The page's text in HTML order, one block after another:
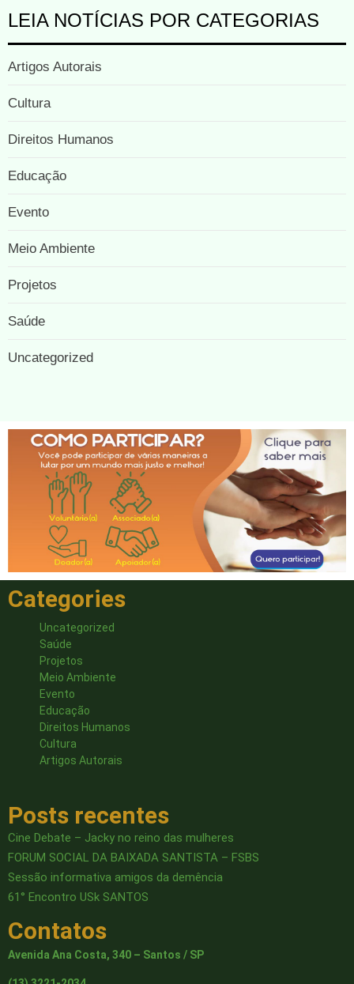
LEIA NOTÍCIAS POR CATEGORIAS
Artigos Autorais
Cultura
Direitos Humanos
Educação
Evento
Meio Ambiente
Projetos
Saúde
Uncategorized
Categories
Uncategorized
Saúde
Projetos
Meio Ambiente
Evento
Educação
Direitos Humanos
Cultura
Artigos Autorais
Posts recentes
Cine Debate – Jacky no reino das mulheres
FORUM SOCIAL DA BAIXADA SANTISTA – FSBS
Sessão informativa amigos da demência
61° Encontro USk SANTOS
Contatos
Avenida Ana Costa, 340 – Santos / SP